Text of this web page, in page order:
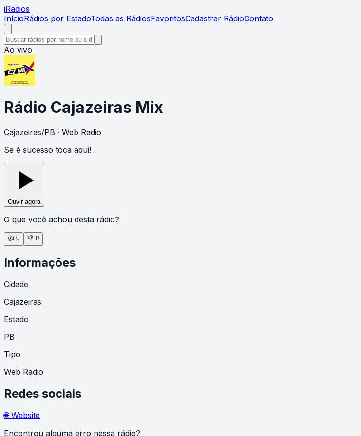
iRadios
InícioRádios por EstadoTodas as RádiosFavoritosCadastrar RádioContato
Ao vivo
Rádio Cajazeiras Mix
Cajazeiras/PB · Web Radio
Se é sucesso toca aqui!
Ouvir agora
O que você achou desta rádio?
👍 0 👎 0
Informações
Cidade
Cajazeiras
Estado
PB
Tipo
Web Radio
Redes sociais
🌐 Website
Encontrou alguma erro nessa rádio?